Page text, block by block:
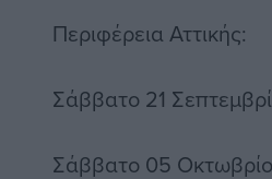
Περιφέρεια Αττικής:
Σάββατο 21
Σάββατο 05